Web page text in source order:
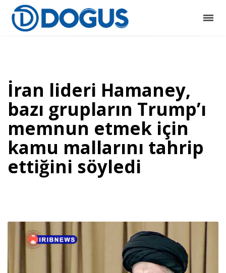
İran lideri Hamaney,
bazı grupların Trump’ı
memnun etmek için
kamu mallarını tahrip
ettiğini söyledi